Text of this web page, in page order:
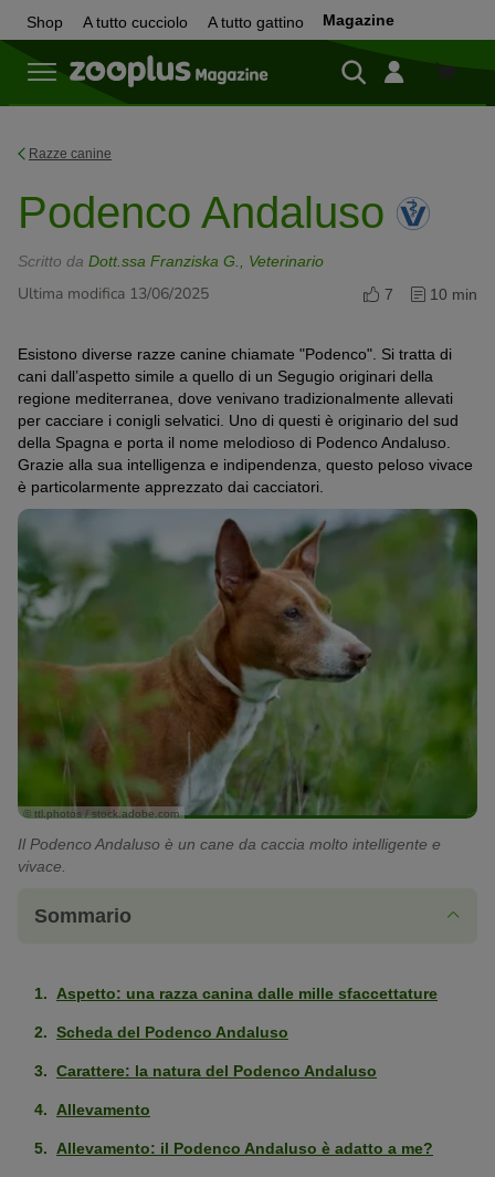
Shop A tutto cucciolo A tutto gattino Magazine
Shop
Razze canine
Podenco Andaluso
Scritto da Dott.ssa Franziska G., Veterinario
Ultima modifica 13/06/2025 7 10 min
Esistono diverse razze canine chiamate "Podenco". Si tratta di
cani dall’aspetto simile a quello di un Segugio originari della
regione mediterranea, dove venivano tradizionalmente allevati
per cacciare i conigli selvatici. Uno di questi è originario del sud
della Spagna e porta il nome melodioso di Podenco Andaluso.
Grazie alla sua intelligenza e indipendenza, questo peloso vivace
è particolarmente apprezzato dai cacciatori.
© ttl.photos / stock.adobe.com
Il Podenco Andaluso è un cane da caccia molto intelligente e
vivace.
Sommario
Aspetto: una razza canina dalle mille sfaccettature
Scheda del Podenco Andaluso
Carattere: la natura del Podenco Andaluso
Allevamento
Allevamento: il Podenco Andaluso è adatto a me?